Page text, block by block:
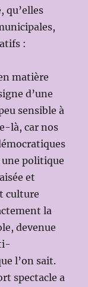
qu’elles
:
matière
d’une
sensible à
là, car nos
politique
et
culture
la
devenue
l’on sait.
spectacle a